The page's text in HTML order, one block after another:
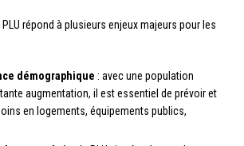
PLU répond à plusieurs enjeux majeurs pour les
démographique : avec une population
augmentation, il est essentiel de prévoir et
en logements, équipements publics,